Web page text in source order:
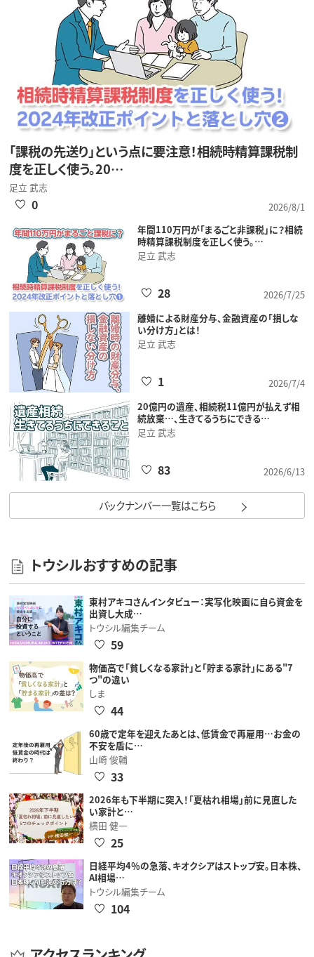
「課税の先送り」という点に要注意！相続時精算課税制
度を正しく使う。20…
足立 武志
2026/8/1
0
年間110万円が「まるごと非課税」に？相続
時精算課税制度を正しく使う。…
足立 武志
2026/7/25
28
離婚による財産分与、金融資産の「損しな
い分け方」とは！
足立 武志
2026/7/4
1
20億円の遺産、相続税11億円が払えず相
続放棄…、生きてるうちにできる…
足立 武志
2026/6/13
83
バックナンバー一覧はこちら
トウシルおすすめの記事
東村アキコさんインタビュー：実写化映画に自ら資金を
出資し大成…
トウシル編集チーム
59
物価高で「貧しくなる家計」と「貯まる家計」にある"7
つ"の違い
しま
44
60歳で定年を迎えたあとは、低賃金で再雇用…お金の
不安を盾に…
山崎 俊輔
33
2026年も下半期に突入！「夏枯れ相場」前に見直した
い家計と…
横田 健一
25
日経平均4％の急落、キオクシアはストップ安。日本株、
AI相場…
トウシル編集チーム
104